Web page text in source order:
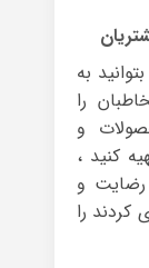
به
را
و
کنید ،
رضایت و
کردند را